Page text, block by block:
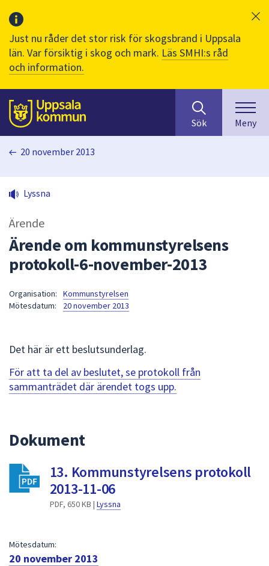
Just nu råder det stor risk för skogsbrand i Uppsala
län. Var försiktig i skog och mark. Läs SMHI:s råd
och information.
Till sidans
huvudinnehåll
efter
innehåll
på
sökfältet
kommer
sökförslag
för
att
navigera
för
Sök Meny
20 november 2013
Lyssna
Ärende
Ärende om kommunstyrelsens
protokoll-6-november-2013
Organisation:
Kommunstyrelsen
Mötesdatum:
20 november 2013
Det här är ett beslutsunderlag.
För att ta del av beslutet, se protokoll från
sammanträdet där ärendet togs upp.
Dokument
13. Kommunstyrelsens protokoll
2013-11-06
PDF, 650 KB | Lyssna
Mötesdatum:
20 november 2013